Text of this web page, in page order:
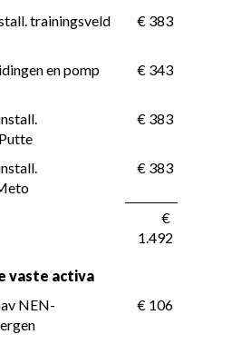
trainingsveld
€ 383
en pomp
€ 343
€ 383
€ 383
1.492
vaste activa
NEN-
€ 106